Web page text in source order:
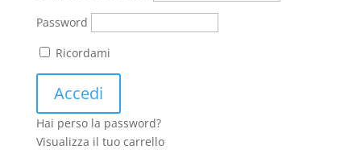
Password
Ricordami
Hai perso la password?
Visualizza il tuo carrello